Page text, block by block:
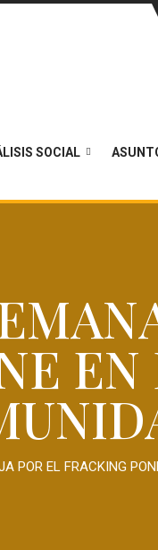
SOCIAL
POR EL FRACKING